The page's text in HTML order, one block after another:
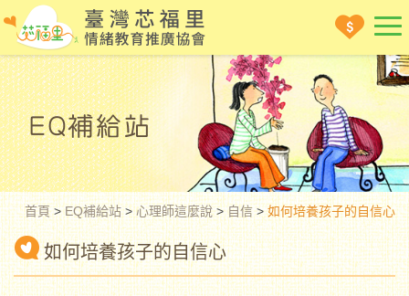
首頁>EQ補給站>心理師這麼說>自信>如何培養孩子的自信心
如何培養孩子的自信心